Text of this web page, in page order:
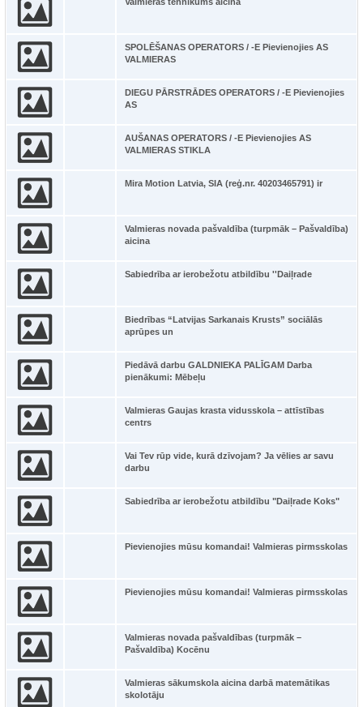
SPOLĒŠANAS OPERATORS / -E Pievienojies AS
VALMIERAS
DIEGU PĀRSTRĀDES OPERATORS / -E Pievienojies
AS
AUŠANAS OPERATORS / -E Pievienojies AS
VALMIERAS STIKLA
Mira Motion Latvia, SIA (reģ.nr. 40203465791) ir
Valmieras novada pašvaldība (turpmāk – Pašvaldība)
aicina
Sabiedrība ar ierobežotu atbildību ''Daiļrade
Biedrības “Latvijas Sarkanais Krusts” sociālās
aprūpes un
Piedāvā darbu GALDNIEKA PALĪGAM Darba
pienākumi: Mēbeļu
Valmieras Gaujas krasta vidusskola – attīstības
centrs
Vai Tev rūp vide, kurā dzīvojam? Ja vēlies ar savu
darbu
Sabiedrība ar ierobežotu atbildību "Daiļrade Koks"
Pievienojies mūsu komandai! Valmieras pirmsskolas
Pievienojies mūsu komandai! Valmieras pirmsskolas
Valmieras novada pašvaldības (turpmāk –
Pašvaldība) Kocēnu
Valmieras sākumskola aicina darbā matemātikas
skolotāju